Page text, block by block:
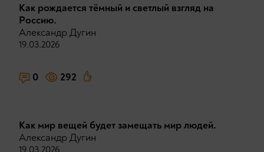
Как рождается тёмный и светлый взгляд на
Россию.
Александр Дугин
19.03.2026
0 292
Как мир вещей будет замещать мир людей.
Александр Дугин
19.03.2026